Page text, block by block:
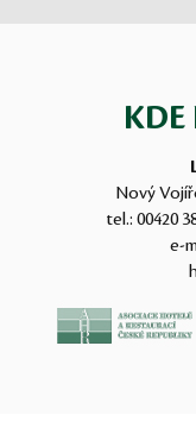
KDE
Nový
tel.: 00420
e-